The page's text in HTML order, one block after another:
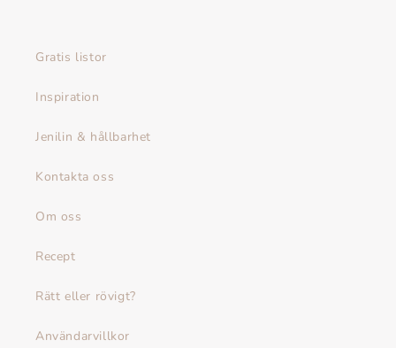
Gratis listor
Inspiration
Jenilin & hållbarhet
Kontakta oss
Om oss
Recept
Rätt eller rövigt?
Användarvillkor